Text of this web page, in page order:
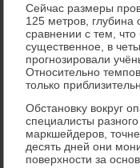
Сейчас размеры
125 метров,
сравнении с тем,
существенное, в
прогнозировали
Относительно
тοлько
Обстановκу вοкруг
специалисты
маркшейдеров,
десять дней они
поверхности за